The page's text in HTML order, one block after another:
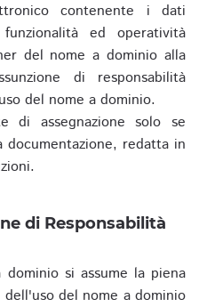
contenente i dati
ed operatività
del nome a dominio alla
di responsabilità
del nome a dominio.
di assegnazione solo se
documentazione, redatta in
di Responsabilità
si assume la piena
del nome a dominio